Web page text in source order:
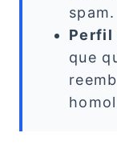
spam.
Perfil
que